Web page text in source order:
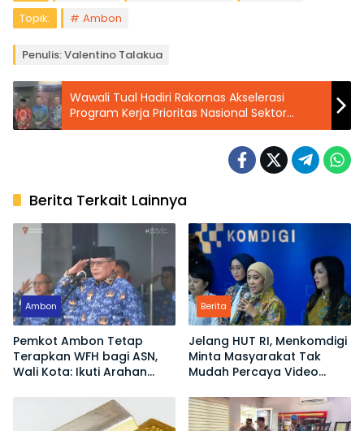
Topik:
Ambon
Penulis: Valentino Talakua
Wawali Tual Hadiri Rakornas Akselerasi
Program Kerja Prioritas Nasional Sektor
Kelautan dan Perikanan
Berita Terkait Lainnya
Ambon
Pemkot Ambon Tetap
Terapkan WFH bagi ASN,
Wali Kota: Ikuti Arahan
Berita
Jelang HUT RI, Menkomdigi
Minta Masyarakat Tak
Mudah Percaya Video